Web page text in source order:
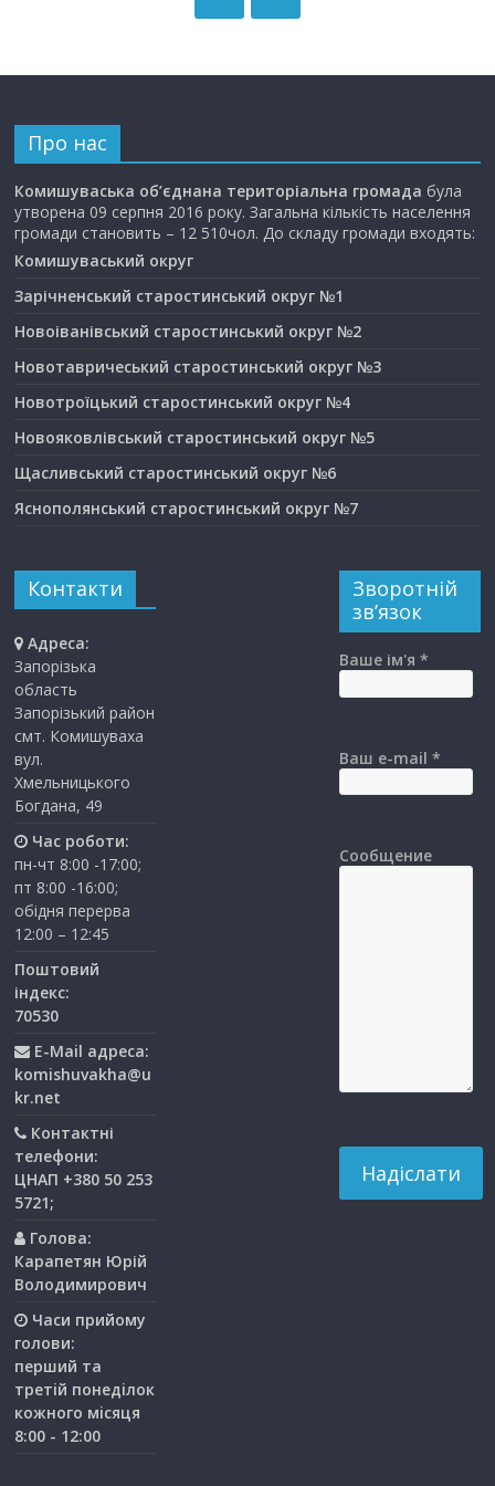
Про нас
Комишуваська об’єднана територіальна громада була
утворена 09 серпня 2016 року. Загальна кількість населення
громади становить – 12 510чол. До складу громади входять:
Комишуваський округ
Зарічненський старостинський округ №1
Новоіванівський старостинський округ №2
Новотавричеський старостинський округ №3
Новотроїцький старостинський округ №4
Новояковлівський старостинський округ №5
Щасливський старостинський округ №6
Яснополянський старостинський округ №7
Контакти
Адреса:
Запорізька
область
Запорізький район
смт. Комишуваха
вул.
Хмельницького
Богдана, 49
Час роботи:
пн-чт 8:00 -17:00;
пт 8:00 -16:00;
обідня перерва
12:00 – 12:45
Поштовий
індекс:
70530
E-Mail адреса:
komishuvakha@u
kr.net
Контактні
телефони:
ЦНАП +380 50 253
5721;
Голова:
Карапетян Юрій
Володимирович
Часи прийому
голови:
перший та
третiй понедiлок
кожного мiсяця
8:00 - 12:00
Зворотній
зв’язок
Ваше ім'я *
Ваш e-mail *
Сообщение